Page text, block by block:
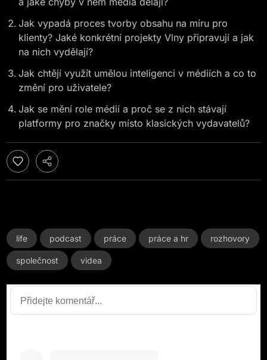
Jak vypadá proces tvorby obsahu na míru pro
klienty? Jaké konkrétní projekty Vlny připravují a jak
na nich vydělají?
Jak chtějí využít umělou inteligenci v médiích a co to
změní pro uživatele?
Jak se mění role médií a proč se z nich stávají
platformy pro značky místo klasických vydavatelů?
life podcast práce práce a hr rozhovory
společnost videa